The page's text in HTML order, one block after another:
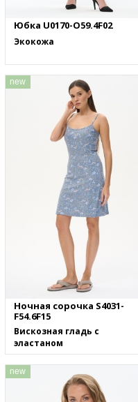
Юбка U0170-O59.4F02
Экокожа
new
Ночная сорочка S4031-
F54.6F15
Вискозная гладь с
эластаном
new